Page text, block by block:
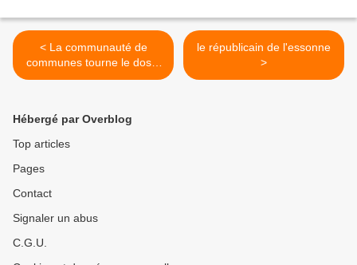
< La communauté de
communes tourne le dos a
ses demandeurs d'emploi
le républicain de l'essonne
>
Hébergé par Overblog
Top articles
Pages
Contact
Signaler un abus
C.G.U.